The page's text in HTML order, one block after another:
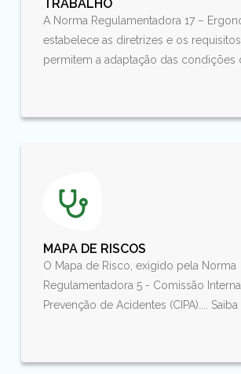
TRABALHO
A Norma Regulamentadora 17 –
estabelece as diretrizes e os
permitem a adaptação das condições
MAPA DE RISCOS
O Mapa de Risco, exigido pela Norma
Regulamentadora 5 - Comissão
Prevenção de Acidentes (CIPA).... Saiba